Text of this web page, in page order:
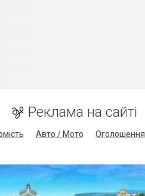
Реклама на сайті
Авто / Мото Оголошення